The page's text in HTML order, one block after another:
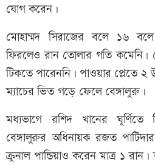
যোগ করেন।
মোহাম্মদ সিরাজের বলে ১৬
ফিরলেও রান তোলার গতি কমেনি।
টিকতে পারেননি। পাওয়ার প্লেতে
ম্যাচের ভিত গড়ে ফেলে বেঙ্গালুরু।
মধ্যভাগে রশিদ খানের
বেঙ্গালুরুর অধিনায়ক রজত
ক্রুনাল পান্ডিয়াও করেন মাত্র ১